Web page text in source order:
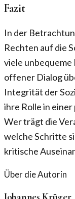
Fazit
In der
Rechten auf die
viele unbequeme
offener Dialog
Integrität der
ihre Rolle in
Wer trägt die
welche Schritte
kritische
Über die Autorin